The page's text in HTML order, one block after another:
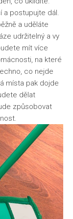
a postupujte dál.
a uděláte
udržitelný a vy
mít více
na které
co nejde
místa pak dojde
dělat
způsobovat